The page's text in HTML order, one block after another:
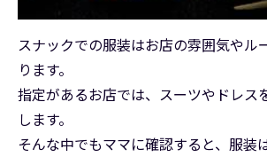
スナックでの服装はお店の雰囲気やル
ります。
指定があるお店では、スーツやドレス
します。
そんな中でもママに確認すると、服装